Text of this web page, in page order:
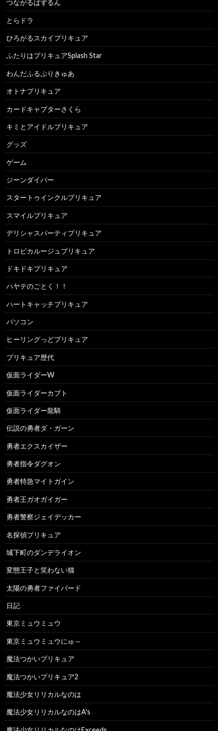
つながるぱずるん
とらドラ
ひろがるスカイプリキュア
ふたりはプリキュアSplash Star
わんだふるぷりきゅあ
オトナプリキュア
カードキャプターさくら
キミとアイドルプリキュア
グッズ
ゲーム
ジーンダイバー
スタートゥインクルプリキュア
スマイルプリキュア
デリシャスパーティプリキュア
トロピカルージュプリキュア
ドキドキプリキュア
ハヤテのごとく！！
ハートキャッチプリキュア
パソコン
ヒーリングっどプリキュア
プリキュア歴代
仮面ライダーW
仮面ライダーカブト
仮面ライダー龍騎
伝説の勇者ダ・ガーン
勇者エクスカイザー
勇者指令ダグオン
勇者特急マイトガイン
勇者王ガオガイガー
勇者警察ジェイデッカー
名探偵プリキュア
城下町のダンデライオン
変態王子と笑わない猫
太陽の勇者ファイバード
日記
東京ミュウミュウ
東京ミュウミュウにゅ～
魔法つかいプリキュア
魔法つかいプリキュア2
魔法少女リリカルなのは
魔法少女リリカルなのはA's